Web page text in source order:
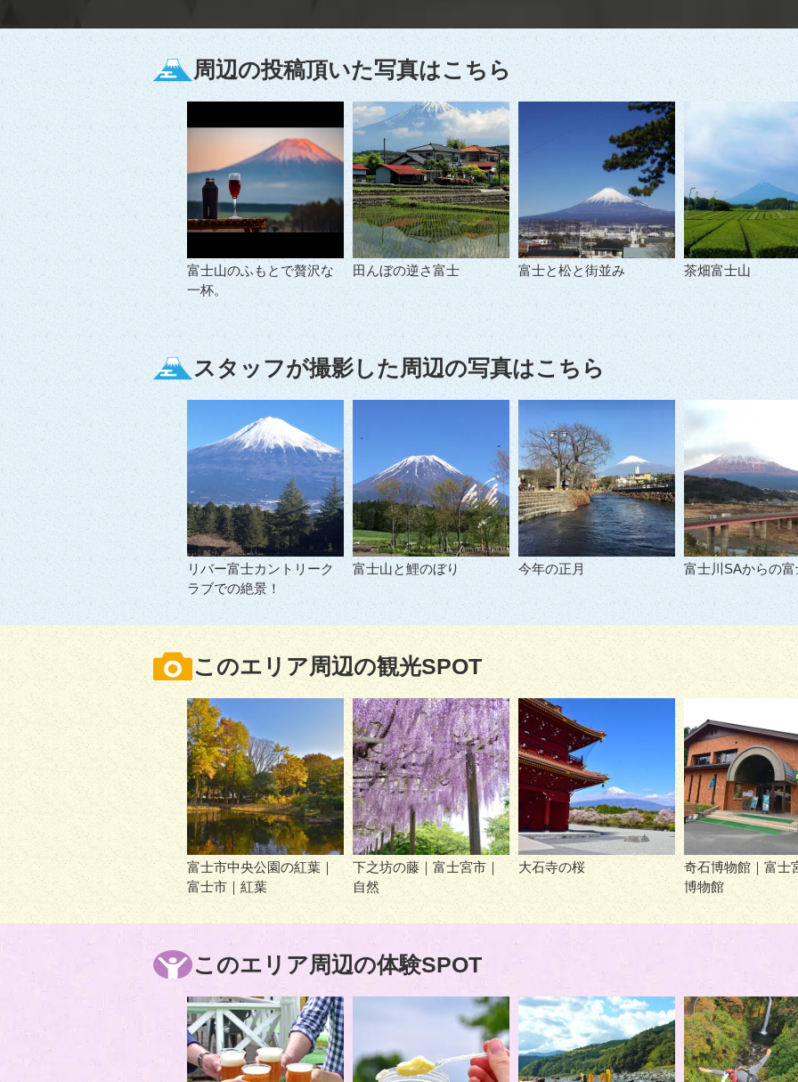
周辺の投稿頂いた写真はこちら
富士山のふもとで贅沢な
一杯。
田んぼの逆さ富士 富士と松と街並み 茶畑富士山
スタッフが撮影した周辺の写真はこちら
リバー富士カントリーク
ラブでの絶景！
富士山と鯉のぼり 今年の正月 富士川SAからの富
このエリア周辺の観光SPOT
富士市中央公園の紅葉｜
富士市｜紅葉
下之坊の藤｜富士宮市｜
自然
大石寺の桜
奇石博物館｜富士
博物館
このエリア周辺の体験SPOT